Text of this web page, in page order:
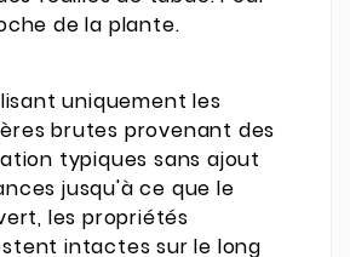
de la plante.
uniquement les
brutes provenant des
typiques sans ajout
jusqu'à ce que le
les propriétés
intactes sur le long